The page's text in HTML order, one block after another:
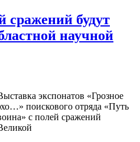
сражений будут
научной
экспонатов «Грозное
поискового отряда «Путь
с полей сражений